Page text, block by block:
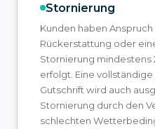
Stornierung
Kunden haben
Rückerstattung oder
Stornierung mindestens
erfolgt. Eine
Gutschrift wird auch
Stornierung durch den
schlechten